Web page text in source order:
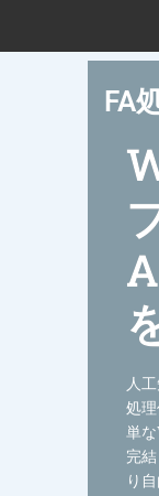
FA
人
処
単
完
り